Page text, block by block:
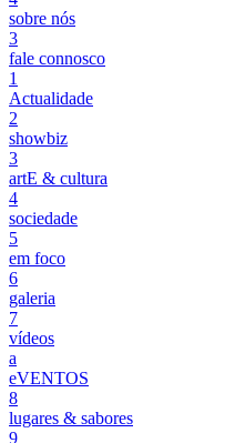
sobre nós
3
fale connosco
1
Actualidade
2
showbiz
3
artE & cultura
4
sociedade
5
em foco
6
galeria
7
vídeos
a
eVENTOS
8
lugares & sabores
9